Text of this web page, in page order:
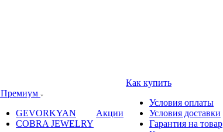
Премиум
GEVORKYAN
COBRA JEWELRY
Акции
Как купить
Условия оплаты
Условия доставки
Гарантия на товар